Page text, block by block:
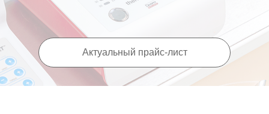
Актуальный прайс-лист